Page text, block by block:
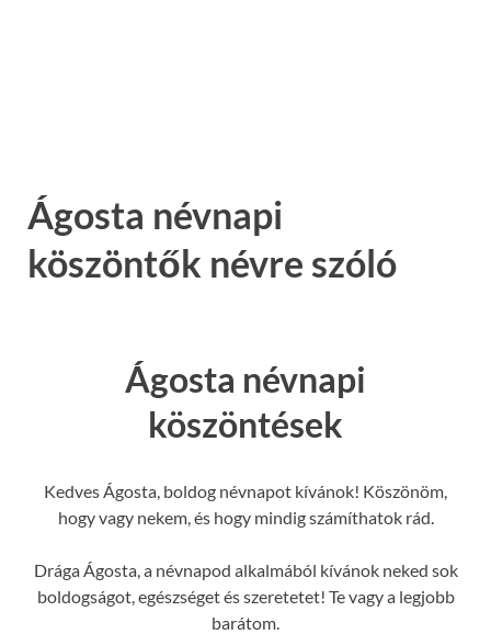
Ágosta névnapi
köszöntők névre szóló
Ágosta névnapi
köszöntések
Kedves Ágosta, boldog névnapot kívánok! Köszönöm,
hogy vagy nekem, és hogy mindig számíthatok rád.
Drága Ágosta, a névnapod alkalmából kívánok neked sok
boldogságot, egészséget és szeretetet! Te vagy a legjobb
barátom.